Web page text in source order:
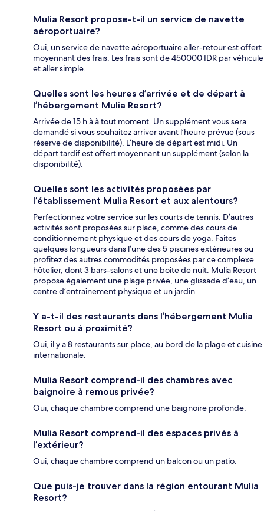
Mulia Resort propose-t-il un service de navette
aéroportuaire?
Oui, un service de navette aéroportuaire aller-retour est offert
moyennant des frais. Les frais sont de 450000 IDR par véhicule
et aller simple.
Quelles sont les heures d’arrivée et de départ à
l’hébergement Mulia Resort?
Arrivée de 15 h à à tout moment. Un supplément vous sera
demandé si vous souhaitez arriver avant l’heure prévue (sous
réserve de disponibilité). L’heure de départ est midi. Un
départ tardif est offert moyennant un supplément (selon la
disponibilité).
Quelles sont les activités proposées par
l’établissement Mulia Resort et aux alentours?
Perfectionnez votre service sur les courts de tennis. D’autres
activités sont proposées sur place, comme des cours de
conditionnement physique et des cours de yoga. Faites
quelques longueurs dans l’une des 5 piscines extérieures ou
profitez des autres commodités proposées par ce complexe
hôtelier, dont 3 bars-salons et une boîte de nuit. Mulia Resort
propose également une plage privée, une glissade d’eau, un
centre d’entraînement physique et un jardin.
Y a-t-il des restaurants dans l’hébergement Mulia
Resort ou à proximité?
Oui, il y a 8 restaurants sur place, au bord de la plage et cuisine
internationale.
Mulia Resort comprend-il des chambres avec
baignoire à remous privée?
Oui, chaque chambre comprend une baignoire profonde.
Mulia Resort comprend-il des espaces privés à
l’extérieur?
Oui, chaque chambre comprend un balcon ou un patio.
Que puis-je trouver dans la région entourant Mulia
Resort?